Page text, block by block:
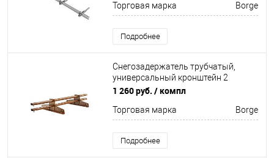
Торговая марка Borge
Подробнее
Снегозадержатель трубчатый,
универсальный кронштейн 2
кронштейна Оцинкован 1500мм
1 260 руб. / компл
Торговая марка Borge
Подробнее